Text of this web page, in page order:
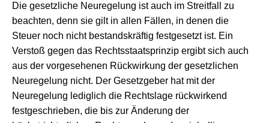
Die gesetzliche Neuregelung ist auch im Streitfall zu
beachten, denn sie gilt in allen Fällen, in denen die
Steuer noch nicht bestandskräftig festgesetzt ist. Ein
Verstoß gegen das Rechtsstaatsprinzip ergibt sich auch
aus der vorgesehenen Rückwirkung der gesetzlichen
Neuregelung nicht. Der Gesetzgeber hat mit der
Neuregelung lediglich die Rechtslage rückwirkend
festgeschrieben, die bis zur Änderung der